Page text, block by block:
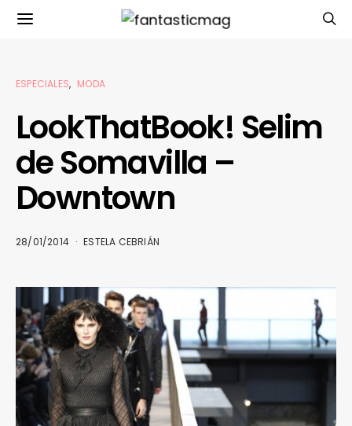
ESPECIALES MODA
LookThatBook! Selim
de Somavilla –
Downtown
28/01/2014 ESTELA CEBRIÁN